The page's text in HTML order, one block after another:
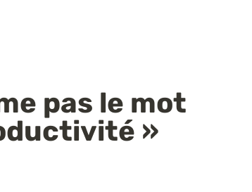
pas le mot
»